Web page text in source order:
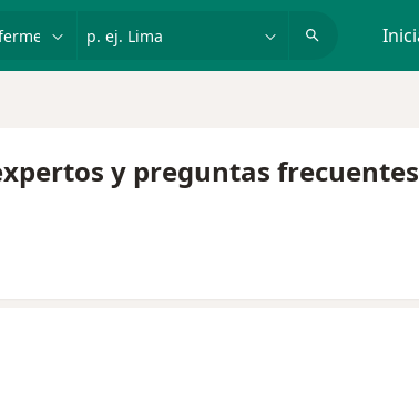
y preguntas frecuentes